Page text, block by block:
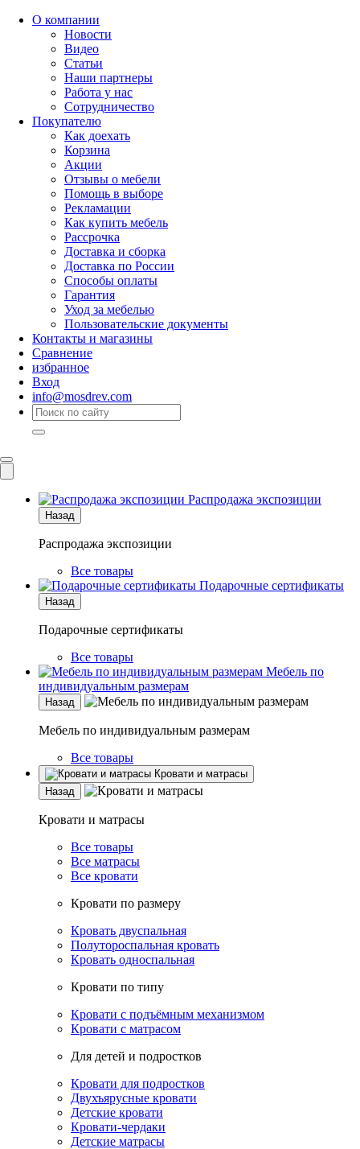
О компании
Новости
Видео
Статьи
Наши партнеры
Работа у нас
Сотрудничество
Покупателю
Как доехать
Корзина
Акции
Отзывы о мебели
Помощь в выборе
Рекламации
Как купить мебель
Рассрочка
Доставка и сборка
Доставка по России
Способы оплаты
Гарантия
Уход за мебелью
Пользовательские документы
Контакты и магазины
Сравнение
избранное
Вход
info@mosdrev.com
Распродажа экспозиции
Назад
Распродажа экспозиции
Все товары
Подарочные сертификаты
Назад
Подарочные сертификаты
Все товары
Мебель по
индивидуальным размерам
Назад
Мебель по индивидуальным размерам
Все товары
Кровати и матрасы
Назад
Кровати и матрасы
Все товары
Все матрасы
Все кровати
Кровати по размеру
Кровать двуспальная
Полутороспальная кровать
Кровать односпальная
Кровати по типу
Кровати с подъёмным механизмом
Кровати с матрасом
Для детей и подростков
Кровати для подростков
Двухъярусные кровати
Детские кровати
Кровати-чердаки
Детские матрасы